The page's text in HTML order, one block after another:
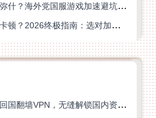
印尼的人怎么玩战双帕弥什？海外党国服游戏加速避坑指南
在美国玩天涯明月刀总卡顿？2026终极指南：选对加速器让你丝滑连招
海外党必看：如何选对回国翻墙VPN，无缝解锁国内资源？